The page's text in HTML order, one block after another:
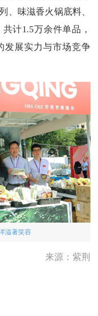
、味滋香火锅底料、
计1.5万余件单品，
发展实力与市场竞争
溢著笑容
来源：紫荆
沿海
够水
或求